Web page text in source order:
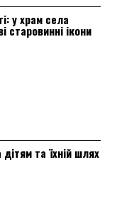
у храм села
старовинні ікони
та їхній шлях